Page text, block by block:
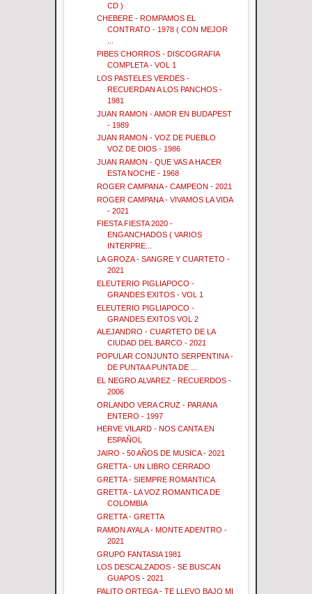
CD )
CHEBERE - ROMPAMOS EL
CONTRATO - 1978 ( CON MEJOR
...
PIBES CHORROS - DISCOGRAFIA
COMPLETA - VOL 1
LOS PASTELES VERDES -
RECUERDAN A LOS PANCHOS -
1981
JUAN RAMON - AMOR EN BUDAPEST
- 1989
JUAN RAMON - VOZ DE PUEBLO
VOZ DE DIOS - 1986
JUAN RAMON - QUE VAS A HACER
ESTA NOCHE - 1968
ROGER CAMPANA - CAMPEON - 2021
ROGER CAMPANA - VIVAMOS LA VIDA
- 2021
FIESTA FIESTA 2020 -
ENGANCHADOS ( VARIOS
INTERPRE...
LA GROZA - SANGRE Y CUARTETO -
2021
ELEUTERIO PIGLIAPOCO -
GRANDES EXITOS - VOL 1
ELEUTERIO PIGLIAPOCO -
GRANDES EXITOS VOL 2
ALEJANDRO - CUARTETO DE LA
CIUDAD DEL BARCO - 2021
POPULAR CONJUNTO SERPENTINA -
DE PUNTA A PUNTA DE ...
EL NEGRO ALVAREZ - RECUERDOS -
2006
ORLANDO VERA CRUZ - PARANA
ENTERO - 1997
HERVE VILARD - NOS CANTA EN
ESPAÑOL
JAIRO - 50 AÑOS DE MUSICA - 2021
GRETTA - UN LIBRO CERRADO
GRETTA - SIEMPRE ROMANTICA
GRETTA - LA VOZ ROMANTICA DE
COLOMBIA
GRETTA - GRETTA
RAMON AYALA - MONTE ADENTRO -
2021
GRUPO FANTASIA 1981
LOS DESCALZADOS - SE BUSCAN
GUAPOS - 2021
PALITO ORTEGA - TE LLEVO BAJO MI